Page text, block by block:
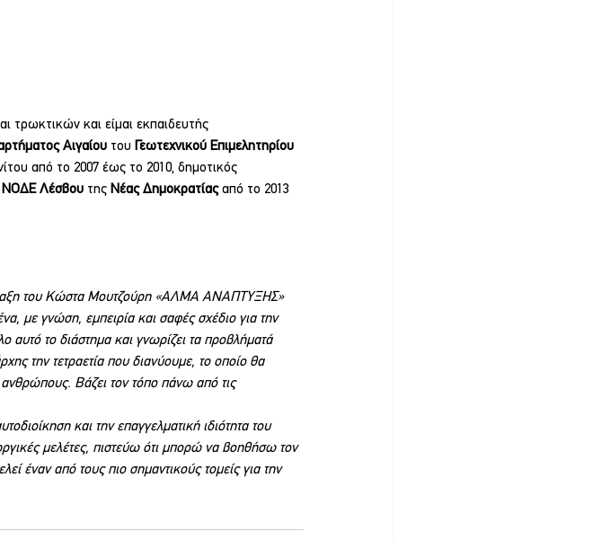
τρωκτικών και είμαι εκπαιδευτής
Αιγαίου του Γεωτεχνικού Επιμελητηρίου
από το 2007 έως το 2010, δημοτικός
ΝΟΔΕ Λέσβου της Νέας Δημοκρατίας από το 2013
του Κώστα Μουτζούρη «ΑΛΜΑ ΑΝΑΠΤΥΞΗΣ»
με γνώση, εμπειρία και σαφές σχέδιο για την
αυτό το διάστημα και γνωρίζει τα προβλήματά
την τετραετία που διανύουμε, το οποίο θα
ανθρώπους. Βάζει τον τόπο πάνω από τις
και την επαγγελματική ιδιότητα του
μελέτες, πιστεύω ότι μπορώ να βοηθήσω τον
έναν από τους πιο σημαντικούς τομείς για την